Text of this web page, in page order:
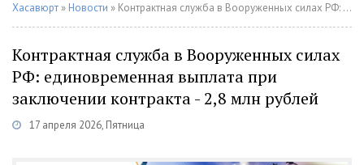
Хасавюрт » Новости » Контрактная служба в Вооруженных силах РФ: единовременная выплата при заключении контракта - 2,8 млн рублей
Контрактная служба в Вооруженных силах
РФ: единовременная выплата при
заключении контракта - 2,8 млн рублей
17 апреля 2026, Пятница